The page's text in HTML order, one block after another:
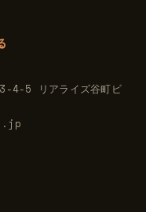
4-5 リアライズ谷町ビ